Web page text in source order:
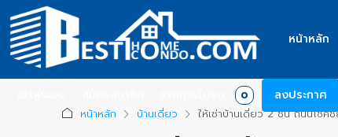
หน้าหลัก
0 ลงประกาศ
หน้าหลัก บ้านเดี่ยว ให้เช่าบ้านเดี่ยว 2 ชั้น ถนนโชค